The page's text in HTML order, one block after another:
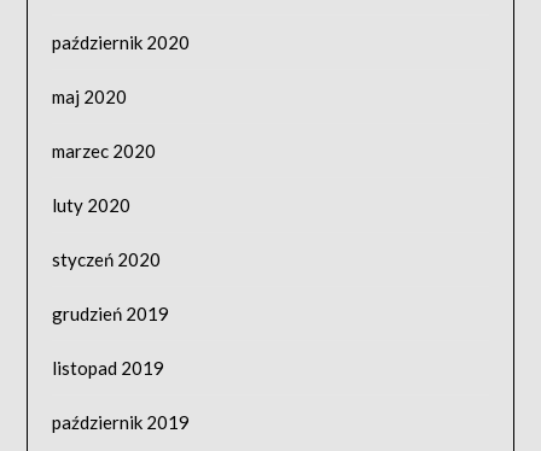
październik 2020
maj 2020
marzec 2020
luty 2020
styczeń 2020
grudzień 2019
listopad 2019
październik 2019